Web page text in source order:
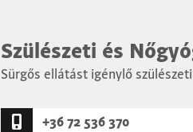
Szülészeti és
Sürgős ellátást igénylő
+36 72 536 370